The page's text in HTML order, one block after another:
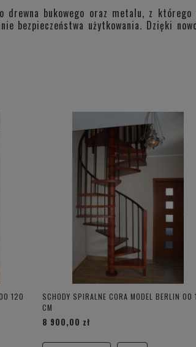
bukowego oraz metalu, z
bezpieczeństwa użytkowania. Dzięki
120
SCHODY SPIRALNE CORA MODEL BERLIN 00
CM
8 900,00 zł